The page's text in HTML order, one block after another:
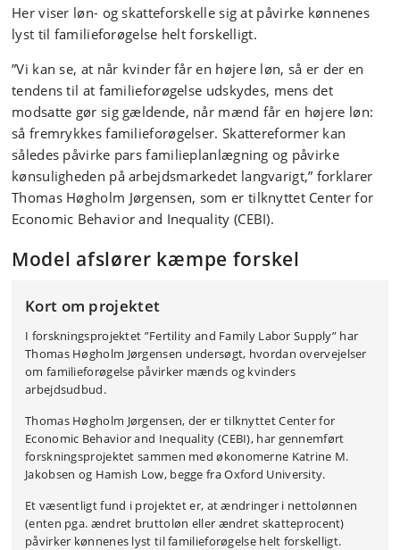
Her viser løn- og skatteforskelle sig at påvirke kønnenes
lyst til familieforøgelse helt forskelligt.
”Vi kan se, at når kvinder får en højere løn, så er der en
tendens til at familieforøgelse udskydes, mens det
modsatte gør sig gældende, når mænd får en højere løn:
så fremrykkes familieforøgelser. Skattereformer kan
således påvirke pars familieplanlægning og påvirke
kønsuligheden på arbejdsmarkedet langvarigt,” forklarer
Thomas Høgholm Jørgensen, som er tilknyttet Center for
Economic Behavior and Inequality (CEBI).
Model afslører kæmpe forskel
Kort om projektet
I forskningsprojektet ”Fertility and Family Labor Supply” har
Thomas Høgholm Jørgensen undersøgt, hvordan overvejelser
om familieforøgelse påvirker mænds og kvinders
arbejdsudbud.
Thomas Høgholm Jørgensen, der er tilknyttet Center for
Economic Behavior and Inequality (CEBI), har gennemført
forskningsprojektet sammen med økonomerne Katrine M.
Jakobsen og Hamish Low, begge fra Oxford University.
Et væsentligt fund i projektet er, at ændringer i nettolønnen
(enten pga. ændret bruttoløn eller ændret skatteprocent)
påvirker kønnenes lyst til familieforøgelse helt forskelligt.